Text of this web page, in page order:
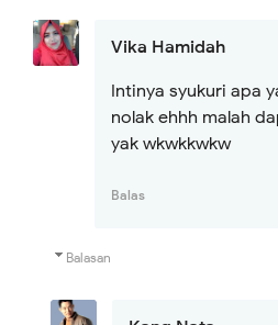
Vika Hamidah
Intinya syukuri apa
nolak ehhh malah
yak wkwkkwkw
Balas
Balasan